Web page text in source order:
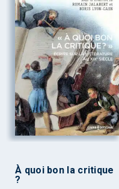
À quoi bon la critique
?